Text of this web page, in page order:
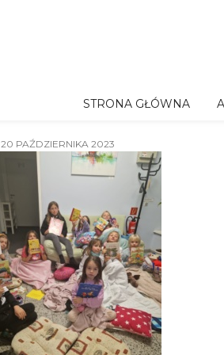
STRONA GŁÓWNA
20 PAŹDZIERNIKA 2023